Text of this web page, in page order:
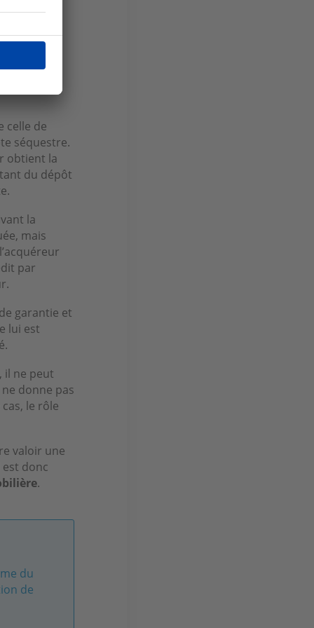
celle de
séquestre.
obtient la
du dépôt
la
mais
par
garantie et
lui est
il ne peut
donne pas
le rôle
valoir une
donc
.
du
de